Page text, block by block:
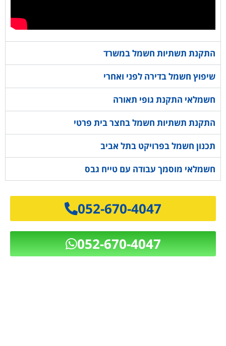
התקנת תשתיות חשמל במשרד
שיפוץ חשמל בדירה לפני ואחרי
חשמלאי התקנת גופי תאורה
התקנת תשתיות חשמל בחצר בית פרטי
תכנון חשמל בפרויקט בתל אביב
חשמלאי מוסמך עבודה עם טייח גבס
052-670-4047
052-670-4047